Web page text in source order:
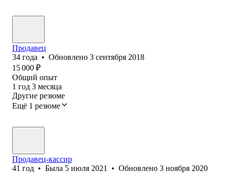
Продавец
34 года • Обновлено 3 сентября 2018
15 000 ₽
Общий опыт
1 год 3 месяца
Другие резюме
Ещё 1 резюме
Продавец-кассир
41 год • Была 5 июля 2021 • Обновлено 3 ноября 2020